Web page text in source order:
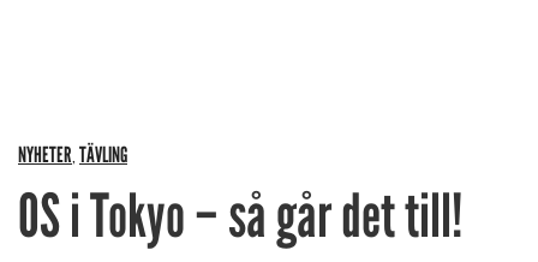
NYHETER, TÄVLING
OS i Tokyo – så går det till!